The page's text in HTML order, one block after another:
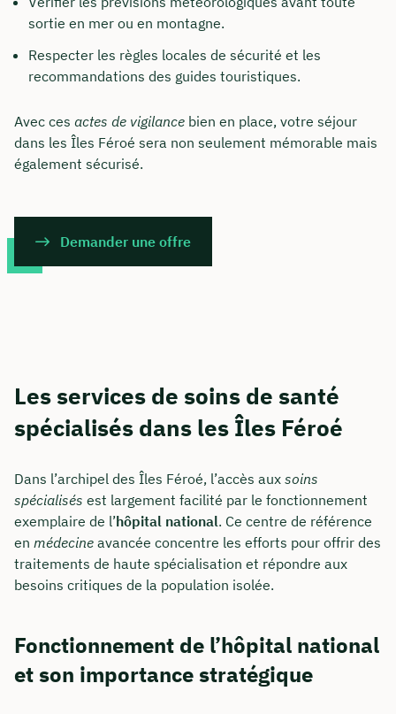
sortie en mer ou en montagne.
Respecter les règles locales de sécurité et les
recommandations des guides touristiques.
Avec ces actes de vigilance bien en place, votre séjour
dans les Îles Féroé sera non seulement mémorable mais
également sécurisé.
Demander une offre
Les services de soins de santé
spécialisés dans les Îles Féroé
Dans l’archipel des Îles Féroé, l’accès aux soins
spécialisés est largement facilité par le fonctionnement
exemplaire de l’hôpital national. Ce centre de référence
en médecine avancée concentre les efforts pour offrir des
traitements de haute spécialisation et répondre aux
besoins critiques de la population isolée.
Fonctionnement de l’hôpital national
et son importance stratégique